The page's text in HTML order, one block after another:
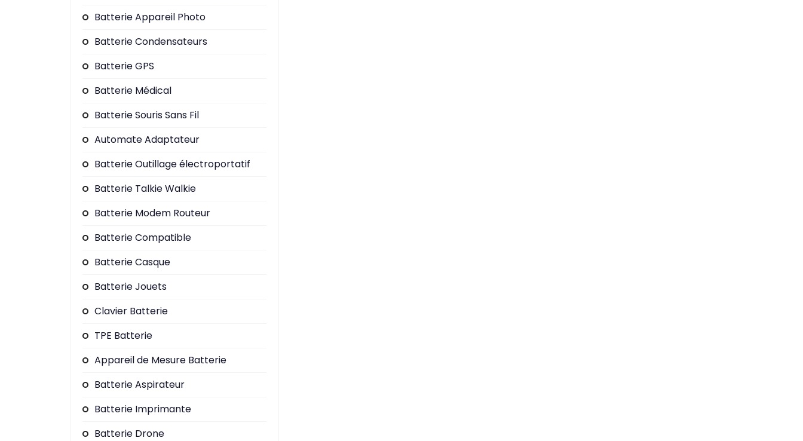
Batterie Appareil Photo
Batterie Condensateurs
Batterie GPS
Batterie Médical
Batterie Souris Sans Fil
Automate Adaptateur
Batterie Outillage électroportatif
Batterie Talkie Walkie
Batterie Modem Routeur
Batterie Compatible
Batterie Casque
Batterie Jouets
Clavier Batterie
TPE Batterie
Appareil de Mesure Batterie
Batterie Aspirateur
Batterie Imprimante
Batterie Drone